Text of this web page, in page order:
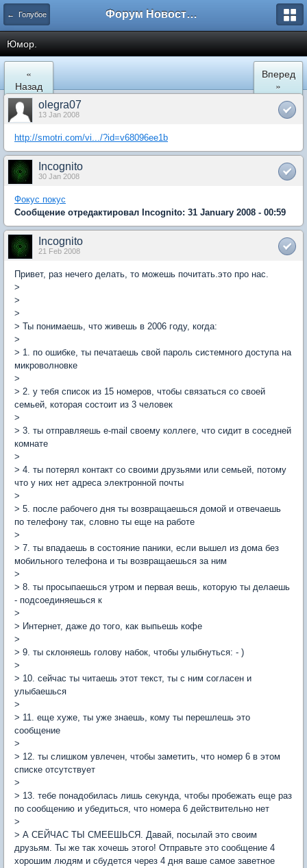
← Голубое Форум Новостройки
Юмор.
«
Назад
Вперед
»
olegra07
13 Jan 2008
http://smotri.com/vi.../?id=v68096ee1b
Incognito
30 Jan 2008
Фокус покус
Сообщение отредактировал Incognito: 31 January 2008 - 00:59
Incognito
21 Feb 2008
Привет, раз нечего делать, то можешь почитать.это про нас.
>
>
>
> Ты понимаешь, что живешь в 2006 году, когда:
>
> 1. по ошибке, ты печатаешь свой пароль системного доступа на
микроволновке
>
> 2. у тебя список из 15 номеров, чтобы связаться со своей
семьей, которая состоит из 3 человек
>
> 3. ты отправляешь e-mail своему коллеге, что сидит в соседней
комнате
>
> 4. ты потерял контакт со своими друзьями или семьей, потому
что у них нет адреса электронной почты
>
> 5. после рабочего дня ты возвращаешься домой и отвечаешь
по телефону так, словно ты еще на работе
>
> 7. ты впадаешь в состояние паники, если вышел из дома без
мобильного телефона и ты возвращаешься за ним
>
> 8. ты просыпаешься утром и первая вешь, которую ты делаешь
- подсоединяешься к
>
> Интернет, даже до того, как выпьешь кофе
>
> 9. ты склоняешь голову набок, чтобы улыбнуться: - )
>
> 10. сейчас ты читаешь этот текст, ты с ним согласен и
улыбаешься
>
> 11. еще хуже, ты уже знаешь, кому ты перешлешь это
сообщение
>
> 12. ты слишком увлечен, чтобы заметить, что номер 6 в этом
списке отсутствует
>
> 13. тебе понадобилась лишь секунда, чтобы пробежать еще раз
по сообщению и убедиться, что номера 6 действительно нет
>
> А СЕЙЧАС ТЫ СМЕЕШЬСЯ. Давай, посылай это своим
друзьям. Ты же так хочешь этого! Отправьте это сообщение 4
хорошим людям и сбудется через 4 дня ваше самое заветное